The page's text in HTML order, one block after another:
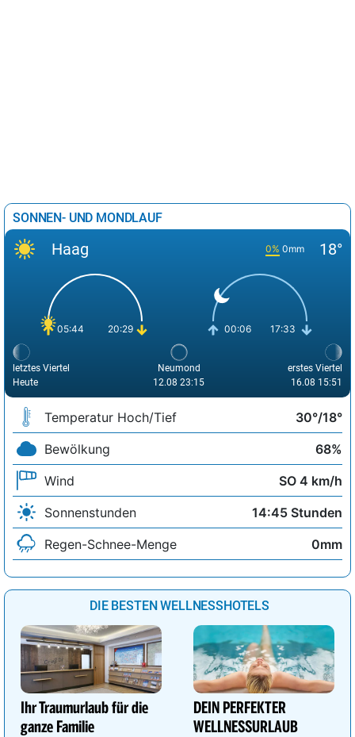
SONNEN- UND MONDLAUF
Haag 0% 0mm 18°
05:44 20:29 00:06 17:33
letztes Viertel
Heute
Neumond
12.08 23:15
erstes Viertel
16.08 15:51
Temperatur Hoch/Tief
30°/18°
Bewölkung
68%
Wind
SO 4 km/h
Sonnenstunden
14:45 Stunden
Regen-Schnee-Menge
0mm
DIE BESTEN WELLNESSHOTELS
Ihr Traumurlaub für die
ganze Familie
DEIN PERFEKTER
WELLNESSURLAUB